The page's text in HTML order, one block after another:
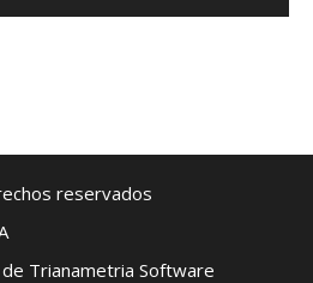
reservados
Trianametria Software